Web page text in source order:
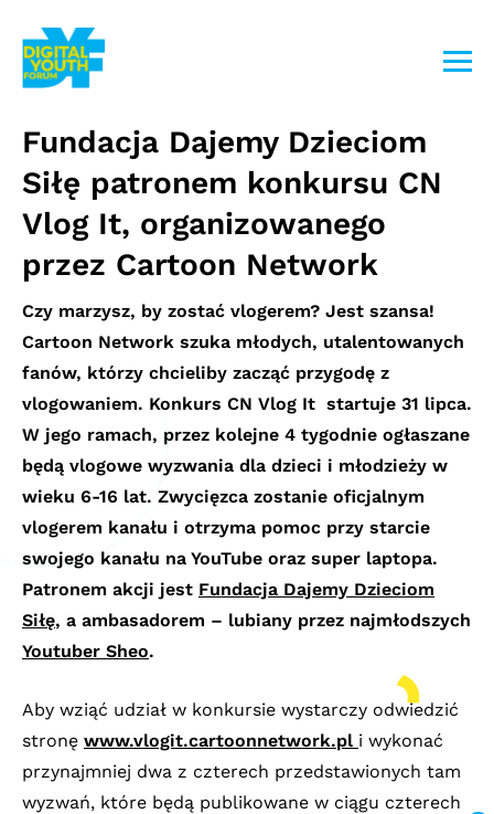
treści
Fundacja Dajemy Dzieciom
Siłę patronem konkursu CN
Vlog It, organizowanego
przez Cartoon Network
Czy marzysz, by zostać vlogerem? Jest szansa!
Cartoon Network szuka młodych, utalentowanych
fanów, którzy chcieliby zacząć przygodę z
vlogowaniem. Konkurs CN Vlog It startuje 31 lipca.
W jego ramach, przez kolejne 4 tygodnie ogłaszane
będą vlogowe wyzwania dla dzieci i młodzieży w
wieku 6-16 lat. Zwycięzca zostanie oficjalnym
vlogerem kanału i otrzyma pomoc przy starcie
swojego kanału na YouTube oraz super laptopa.
Patronem akcji jest Fundacja Dajemy Dzieciom
Siłę, a ambasadorem – lubiany przez najmłodszych
Youtuber Sheo.
Aby wziąć udział w konkursie wystarczy odwiedzić
stronę www.vlogit.cartoonnetwork.pl i wykonać
przynajmniej dwa z czterech przedstawionych tam
wyzwań, które będą publikowane w ciągu czterech